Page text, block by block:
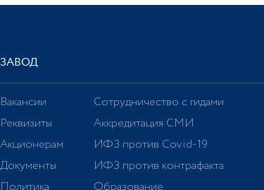
ЗАВОД
Вакансии
Реквизиты
Акционерам
Документы
Сотрудничество с гидами
Аккредитация СМИ
ИФЗ против Covid-19
ИФЗ против контрафакта